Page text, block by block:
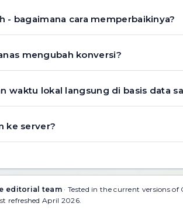
- bagaimana cara memperbaikinya?
mengubah konversi?
waktu lokal langsung di basis data
ke server?
editorial team · Tested in the current versions
refreshed April 2026.